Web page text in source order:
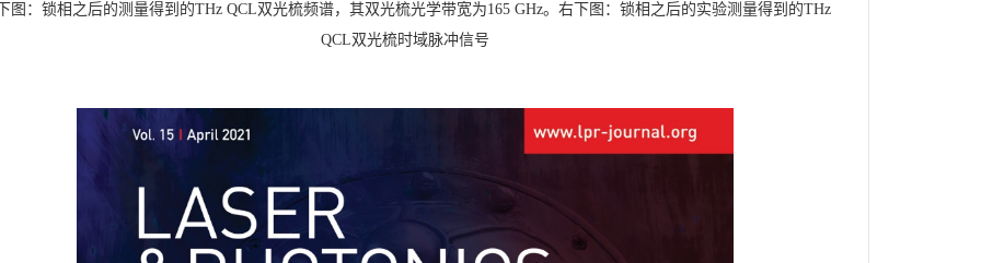
图：锁相之后的测量得到的THz QCL双光梳频谱，其双光梳光学带宽为165 GHz。右下图：锁相之后的实验测量得到的THz
QCL双光梳时域脉冲信号